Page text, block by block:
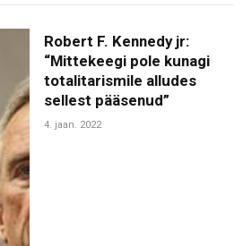
Robert F. Kennedy jr:
“Mittekeegi pole kunagi
totalitarismile alludes
sellest pääsenud”
4. jaan. 2022